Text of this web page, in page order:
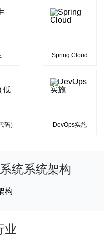
Spring Cloud
码） DevOps实施
统系统架构
业